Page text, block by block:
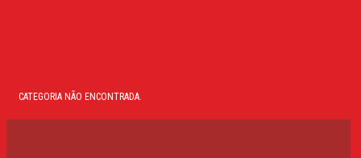
CATEGORIA NÃO ENCONTRADA.